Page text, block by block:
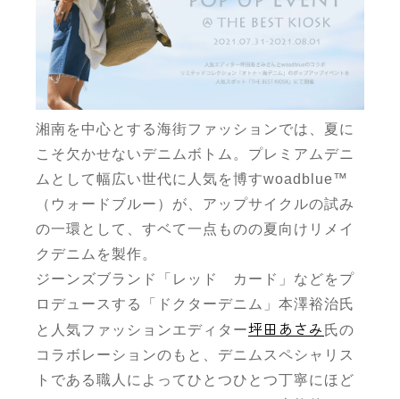
湘南を中心とする海街ファッションでは、 夏に
こそ欠かせないデニムボトム。プレミアムデニ
ムとして幅広い世代に 人気を博すwoadblue™
（ウォードブルー） が、アップサイクルの試み
の一環 として、 すベて一点ものの夏向けリメイ
クデニムを製作。
ジーンズブランド「レッド カード」などをプ
ロデュースする
「ドクターデニム」本澤裕治氏
と人気ファッションエディター坪田あさみ 氏の
コラボレーションのもと
、デニムスペシャリス
トである職人 に よってひとつひとつ丁寧にほど